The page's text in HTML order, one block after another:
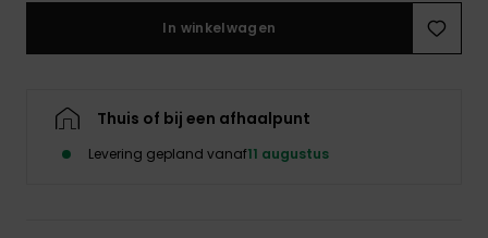
In winkelwagen
Thuis of bij een afhaalpunt
Levering gepland vanaf11 augustus